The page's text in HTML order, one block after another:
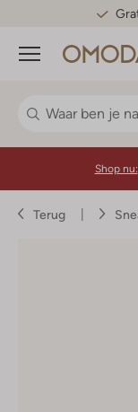
Menu
Shop nu:
Terug